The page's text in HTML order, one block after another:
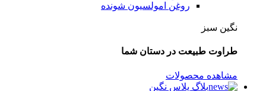
روغن امولسیون شونده
نگین سبز
طراوت طبیعت در دستان شما
مشاهده محصولات
بلاگ پلاس نگین